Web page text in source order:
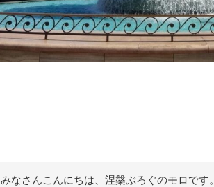
みなさんこんにちは、涅槃ぶろぐのモロです。